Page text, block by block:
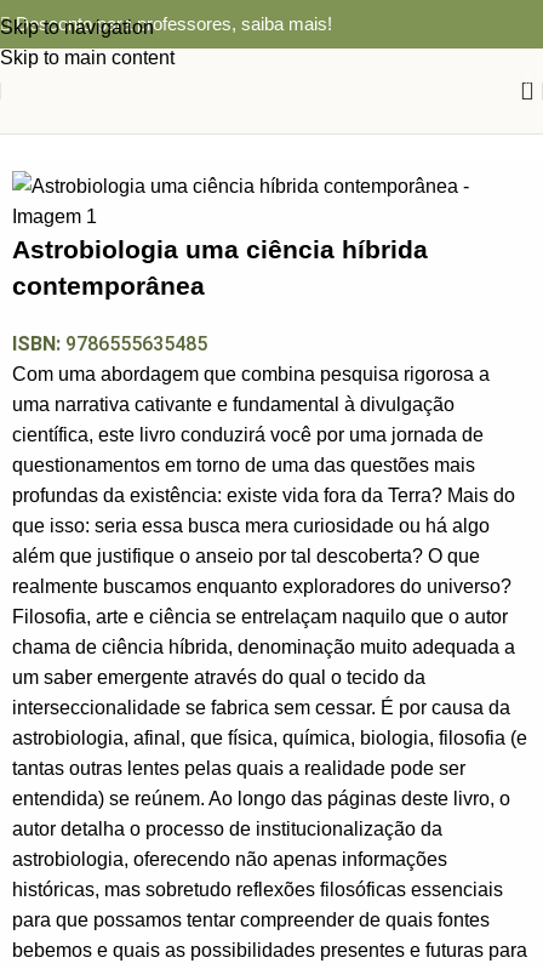
Skip to navigation
Skip to main content
Desconto para professores, saiba mais!
0
Astrobiologia uma ciência híbrida
contemporânea
ISBN: 9786555635485
Com uma abordagem que combina pesquisa rigorosa a
uma narrativa cativante e fundamental à divulgação
científica, este livro conduzirá você por uma jornada de
questionamentos em torno de uma das questões mais
profundas da existência: existe vida fora da Terra? Mais do
que isso: seria essa busca mera curiosidade ou há algo
além que justifique o anseio por tal descoberta? O que
realmente buscamos enquanto exploradores do universo?
Filosofia, arte e ciência se entrelaçam naquilo que o autor
chama de ciência híbrida, denominação muito adequada a
um saber emergente através do qual o tecido da
interseccionalidade se fabrica sem cessar. É por causa da
astrobiologia, afinal, que física, química, biologia, filosofia (e
tantas outras lentes pelas quais a realidade pode ser
entendida) se reúnem. Ao longo das páginas deste livro, o
autor detalha o processo de institucionalização da
astrobiologia, oferecendo não apenas informações
históricas, mas sobretudo reflexões filosóficas essenciais
para que possamos tentar compreender de quais fontes
bebemos e quais as possibilidades presentes e futuras para